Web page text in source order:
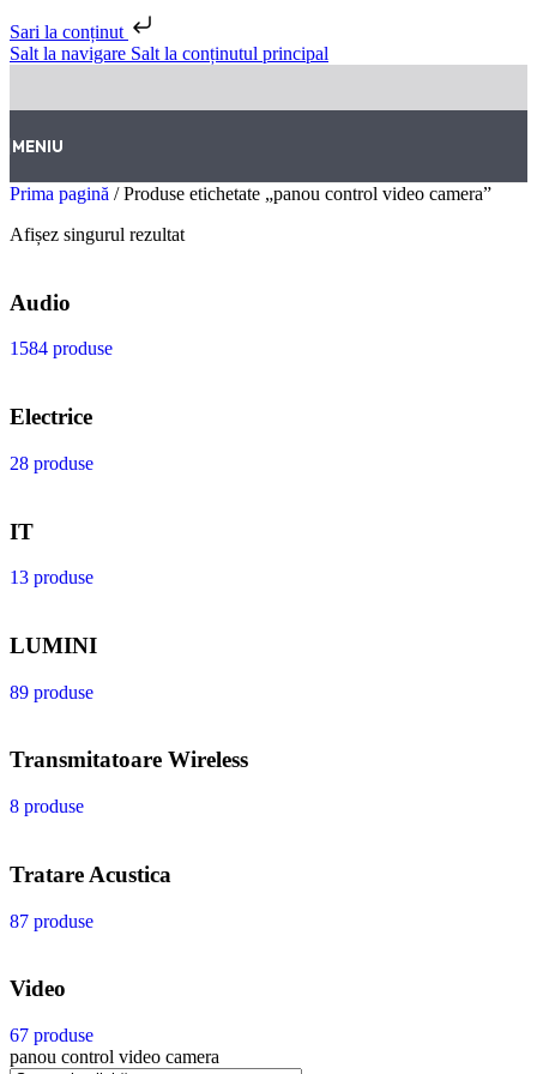
Sari la conținut
Salt la navigare Salt la conținutul principal
MENIU
Prima pagină / Produse etichetate „panou control video camera”
Afișez singurul rezultat
Audio
1584 produse
Electrice
28 produse
IT
13 produse
LUMINI
89 produse
Transmitatoare Wireless
8 produse
Tratare Acustica
87 produse
Video
67 produse
panou control video camera